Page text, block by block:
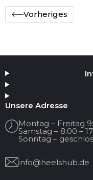
Vorheriges
Unsere Adresse
Montag – Freitag
Samstag – 8:00 –
Sonntag –
info@heelshub.de